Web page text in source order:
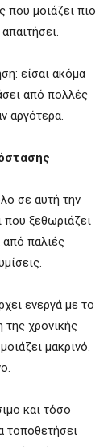
που μοιάζει πιο
είσαι ακόμα
από πολλές
αργότερα.
σε αυτή την
που ξεθωριάζει
παλιές
ενεργά με το
της χρονικής
μακρινό.
και τόσο
τοποθετήσει